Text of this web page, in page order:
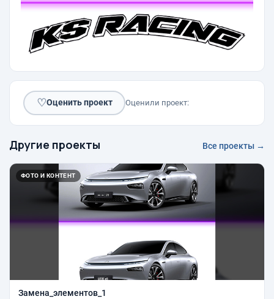
♡Оценить проект Оценили проект:
Другие проекты Все проекты →
ФОТО И КОНТЕНТ
Замена_элементов_1